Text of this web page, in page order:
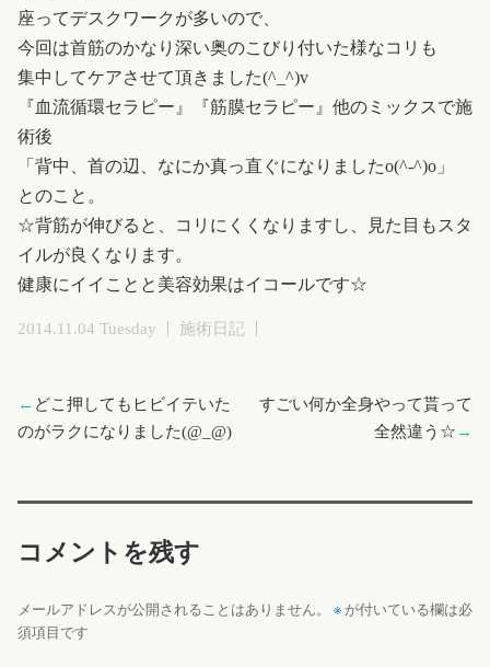
座ってデスクワークが多いので、
今回は首筋のかなり深い奥のこびり付いた様なコリも
集中してケアさせて頂きました(^_^)v
『血流循環セラピー』『筋膜セラピー』他のミックスで施
術後
「背中、首の辺、なにか真っ直ぐになりましたo(^-^)o」
とのこと。
☆背筋が伸びると、コリにくくなりますし、見た目もスタ
イルが良くなります。
健康にイイことと美容効果はイコールです☆
2014.11.04 Tuesday 施術日記
← どこ押してもヒビイテいた
のがラクになりました(@_@)
すごい何か全身やって貰って
全然違う☆ →
コメントを残す
メールアドレスが公開されることはありません。 ※ が付いている欄は必
須項目です